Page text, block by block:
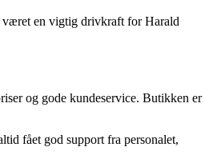
været en vigtig drivkraft for Harald
og gode kundeservice. Butikken er
fået god support fra personalet,